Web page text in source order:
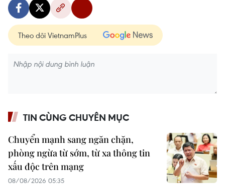
Theo dõi VietnamPlus
TIN CÙNG CHUYÊN MỤC
Chuyển mạnh sang ngăn chặn,
phòng ngừa từ sớm, từ xa thông tin
xấu độc trên mạng
08/08/2026 05:35